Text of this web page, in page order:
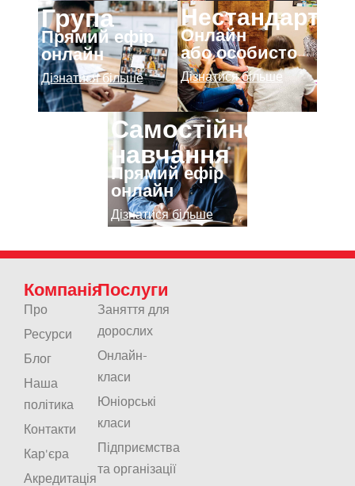
Група
Прямий ефір
онлайн
Дізнатися більше
Онлайн
або особисто
Дізнатися більше
Самостійне
навчання
Прямий ефір
онлайн
Дізнатися більше
Компанія
Про
Ресурси
Блог
Наша
політика
Контакти
Кар'єра
Акредитація
Послуги
Заняття для
дорослих
Онлайн-
класи
Юніорські
класи
Підприємства
та організації